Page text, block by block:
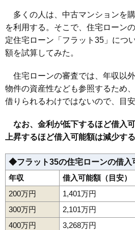
多くの人は、中古マンションを
を利用する。そこで、住宅ローン
定住宅ローン「フラット35」につ
額を試算してみた。
住宅ローンの審査では、年収以外
物件の資産性なども参照するため
借りられるわけではないので、目
なお、金利が低下するほど借入
上昇するほど借入可能額は減少する
◆フラット35の住宅ローンの借入
年収
借入可能額（目安）
200万円
1,401万円
300万円
2,101万円
400万円
3,268万円